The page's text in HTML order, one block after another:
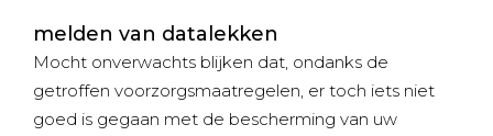
melden van datalekken
Mocht onverwachts blijken dat, ondanks de
getroffen voorzorgsmaatregelen, er toch iets niet
goed is gegaan met de bescherming van uw